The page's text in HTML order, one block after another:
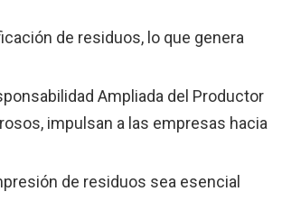
de residuos, lo que genera
Ampliada del Productor
impulsan a las empresas hacia
de residuos sea esencial